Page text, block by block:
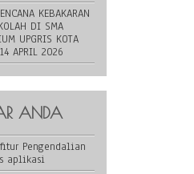
KEBAKARAN
DI SMA
UPGRIS KOTA
APRIL 2026
ANDA
fitur Pengendalian
aplikasi